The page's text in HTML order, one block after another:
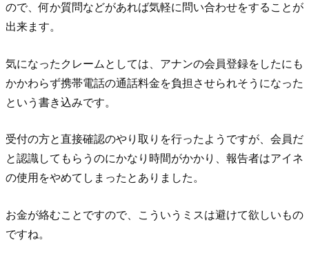
ので、何か質問などがあれば気軽に問い合わせをすることが
出来ます。
気になったクレームとしては、アナンの会員登録をしたにも
かかわらず携帯電話の通話料金を負担させられそうになった
という書き込みです。
受付の方と直接確認のやり取りを行ったようですが、会員だ
と認識してもらうのにかなり時間がかかり、報告者はアイネ
の使用をやめてしまったとありました。
お金が絡むことですので、こういうミスは避けて欲しいもの
ですね。